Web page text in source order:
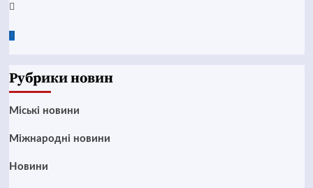
Twitter
Google
Рубрики новин
Mіські новини
Міжнародні новини
Новини